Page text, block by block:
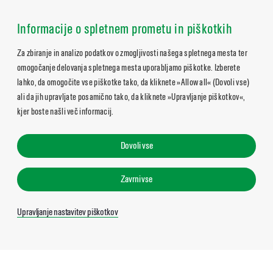
Informacije o spletnem prometu in piškotkih
Za zbiranje in analizo podatkov o zmogljivosti našega spletnega mesta ter
omogočanje delovanja spletnega mesta uporabljamo piškotke. Izberete
lahko, da omogočite vse piškotke tako, da kliknete »Allow all« (Dovoli vse)
ali da jih upravljate posamično tako, da kliknete »Upravljanje piškotkov«,
kjer boste našli več informacij.
Dovoli vse
Zavrni vse
Upravljanje nastavitev piškotkov